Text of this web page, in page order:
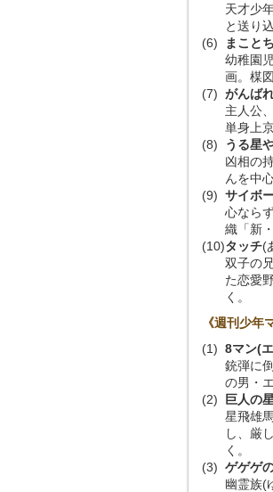
天才少
と送り
(6)
まこと
幼稚園
画。楳
(7) がんば
主人公
単身上
(8)
うる星
凶相の
んを中
(9) サイボ
心なら
織「新
(10)タッチ(
双子の
た恋愛
く。
《週刊少年
(1) 8マン(
銃弾に
の男・
(2)
巨人の
星飛雄
し、厳
く。
(3) ゲゲゲ
幽霊族(